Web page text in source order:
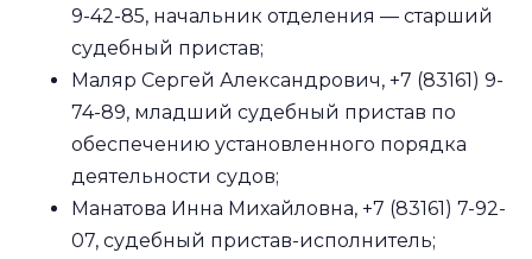
9-42-85, начальник отделения — старший
судебный пристав;
Маляр Сергей Александрович, +7 (83161) 9-
74-89, младший судебный пристав по
обеспечению установленного порядка
деятельности судов;
Манатова Инна Михайловна, +7 (83161) 7-92-
07, судебный пристав-исполнитель;